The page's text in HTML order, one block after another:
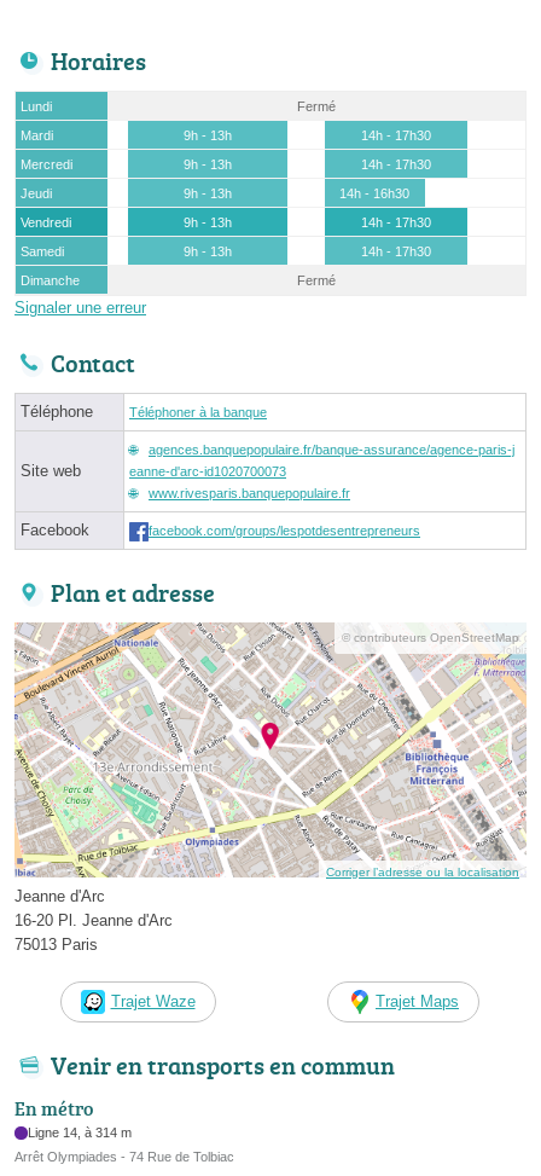
Horaires
Lundi
Fermé
Mardi
9h - 13h
14h - 17h30
Mercredi
9h - 13h
14h - 17h30
Jeudi
9h - 13h
14h - 16h30
Vendredi
9h - 13h
14h - 17h30
Samedi
9h - 13h
14h - 17h30
Dimanche
Fermé
Signaler une erreur
Contact
Téléphone Téléphoner à la banque
Site web
agences.banquepopulaire.fr/banque-assurance/agence-paris-j
eanne-d'arc-id1020700073
www.rivesparis.banquepopulaire.fr
Facebook facebook.com/groups/lespotdesentrepreneurs
Plan et adresse
© contributeurs OpenStreetMap
Corriger l’adresse ou la localisation
Jeanne d'Arc
16-20 Pl. Jeanne d'Arc
75013 Paris
Trajet Waze Trajet Maps
Venir en transports en commun
En métro
Ligne 14, à 314 m
Arrêt Olympiades - 74 Rue de Tolbiac